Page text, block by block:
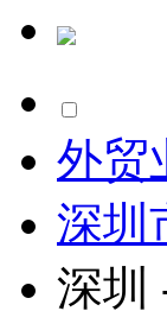
外贸
深圳
深圳